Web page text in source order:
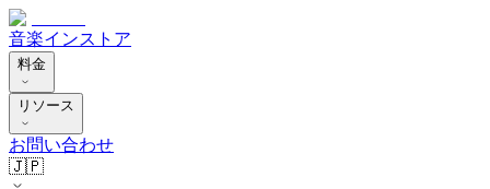
音楽インストア
料金
リソース
お問い合わせ
🇯🇵